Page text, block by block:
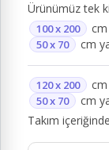
Ürünümüz tek
100 x 200
50 x 70 cm
120 x 200
50 x 70
cm
Takım